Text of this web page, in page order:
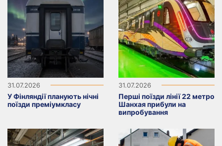
31.07.2026
У Фінляндії планують нічні
поїзди преміумкласу
31.07.2026
Перші поїзди лінії 22 метро
Шанхая прибули на
випробування